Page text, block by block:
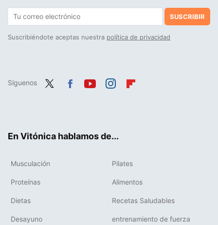
SUSCRIBIR
Suscribiéndote aceptas nuestra política de privacidad
Síguenos
En Vitónica hablamos de...
Musculación Pilates
Proteínas Alimentos
Dietas Recetas Saludables
Desayuno entrenamiento de fuerza